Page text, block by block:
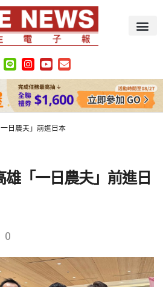
日農夫」前進日本
「一日農夫」前進日
0